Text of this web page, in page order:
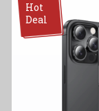
Hot
Deal